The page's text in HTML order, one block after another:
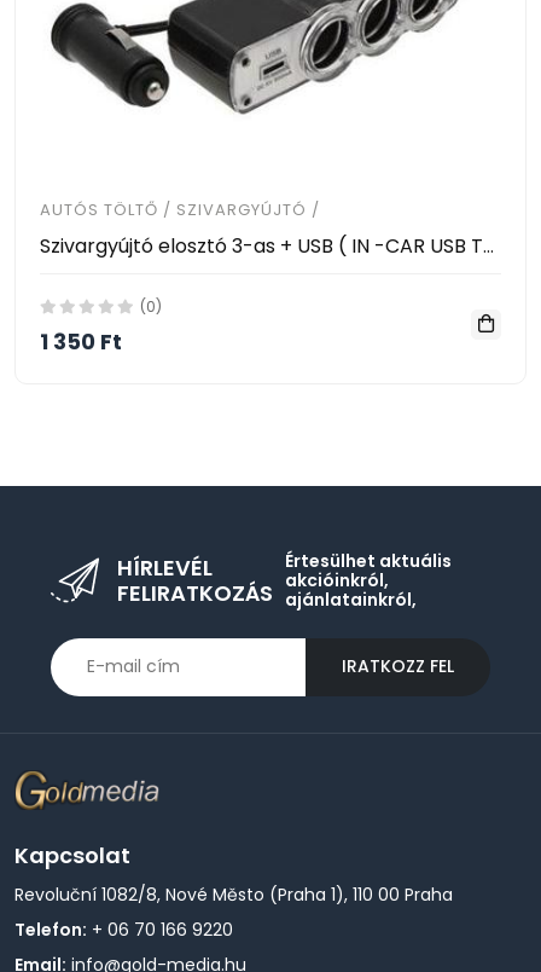
AUTÓS TÖLTŐ / SZIVARGYÚJTÓ /
Szivargyújtó elosztó 3-as + USB ( IN -CAR USB TRIPLE SOCKET 4in1 ) MOUNT 12V/24V, WF-0120
(0)
1 350 Ft
HÍRLEVÉL
FELIRATKOZÁS
Értesülhet aktuális
akcióinkról,
ajánlatainkról,
IRATKOZZ FEL
Kapcsolat
Revoluční 1082/8, Nové Město (Praha 1), 110 00 Praha
Telefon: + 06 70 166 9220
Email: info@gold-media.hu